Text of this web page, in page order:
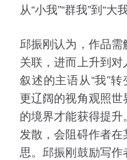
从“小我”“群我”到“大
邱振刚认为，作品
关联，进而上升到
叙述的主语从“我”转
更辽阔的视角观照
的境界才能获得提
发散，会阻碍作者
思。邱振刚鼓励写